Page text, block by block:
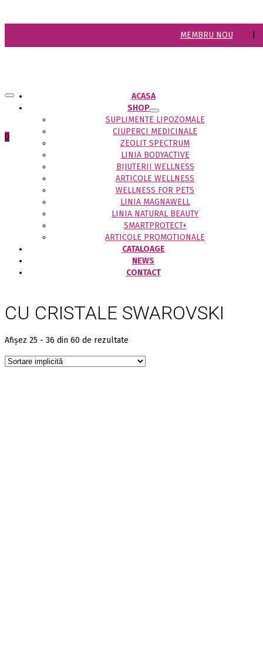
MEMBRU NOU
0
ACASA
SHOP
SUPLIMENTE LIPOZOMALE
CIUPERCI MEDICINALE
ZEOLIT SPECTRUM
LINIA BODYACTIVE
BIJUTERII WELLNESS
ARTICOLE WELLNESS
WELLNESS FOR PETS
LINIA MAGNAWELL
LINIA NATURAL BEAUTY
SMARTPROTECT+
ARTICOLE PROMOTIONALE
CATALOAGE
NEWS
CONTACT
CU CRISTALE SWAROVSKI
Afișez 25 - 36 din 60 de rezultate